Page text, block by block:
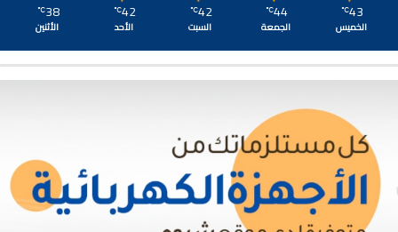
43
℃
الخميس
44
℃
الجمعة
42
℃
السبت
42
℃
الأحد
38
℃
الأثنين